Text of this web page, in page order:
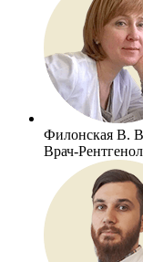
Филонская В.
Врач-